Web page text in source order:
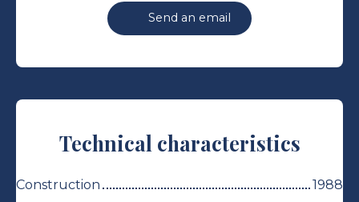
Send an email
Technical characteristics
Construction
1988